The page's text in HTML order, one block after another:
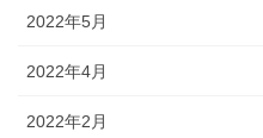
2022年5月
2022年4月
2022年2月